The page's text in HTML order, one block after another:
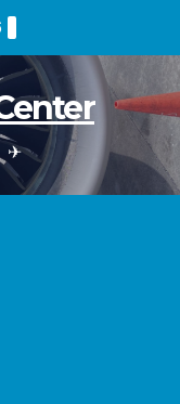
✈